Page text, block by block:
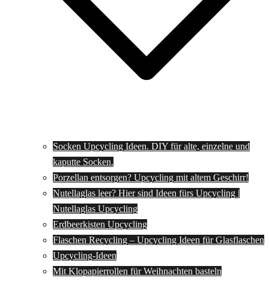
Socken Upcycling Ideen. DIY für alte, einzelne und
kaputte Socken.
Porzellan entsorgen? Upcycling mit altem Geschirr!
Nutellaglas leer? Hier sind Ideen fürs Upcycling |
Nutellaglas Upcycling
Erdbeerkisten Upcycling
Flaschen Recycling – Upcycling Ideen für Glasflaschen
Upcycling-Ideen
Mit Klopapierrollen für Weihnachten basteln